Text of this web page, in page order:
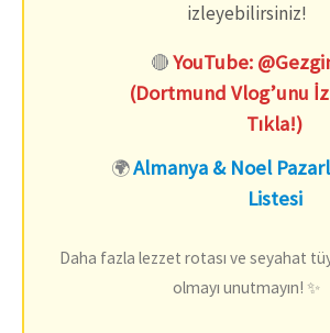
izleyebilirsiniz!
🔴YouTube:
(Dortmund Vlog’unu
Tıkla!)
🌍Almanya & Noel
Listesi
Daha fazla lezzet rotası ve seyahat
olmayı unutmayın! ✨